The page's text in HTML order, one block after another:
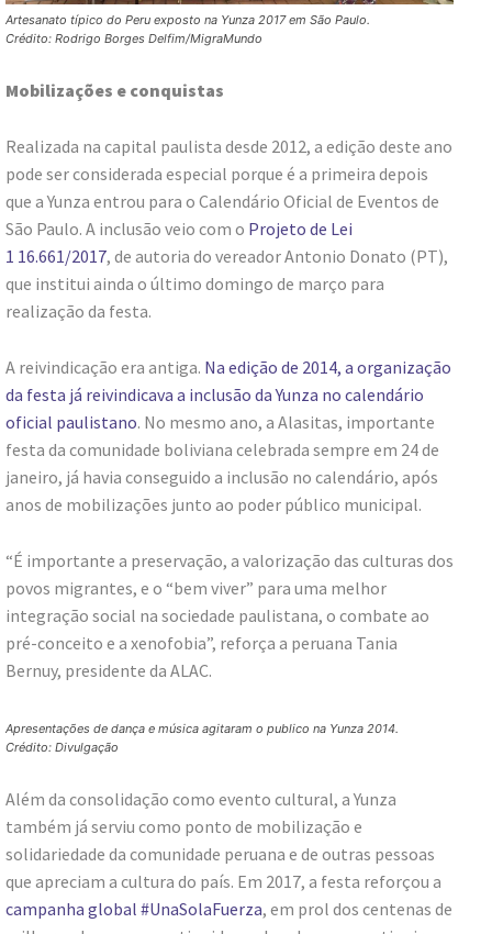
Artesanato típico do Peru exposto na Yunza 2017 em São Paulo.
Crédito: Rodrigo Borges Delfim/MigraMundo
Mobilizações e conquistas
Realizada na capital paulista desde 2012, a edição deste ano
pode ser considerada especial porque é a primeira depois
que a Yunza entrou para o Calendário Oficial de Eventos de
São Paulo. A inclusão veio com o Projeto de Lei
1 16.661/2017, de autoria do vereador Antonio Donato (PT),
que institui ainda o último domingo de março para
realização da festa.
A reivindicação era antiga. Na edição de 2014, a organização
da festa já reivindicava a inclusão da Yunza no calendário
oficial paulistano. No mesmo ano, a Alasitas, importante
festa da comunidade boliviana celebrada sempre em 24 de
janeiro, já havia conseguido a inclusão no calendário, após
anos de mobilizações junto ao poder público municipal.
“É importante a preservação, a valorização das culturas dos
povos migrantes, e o “bem viver” para uma melhor
integração social na sociedade paulistana, o combate ao
pré-conceito e a xenofobia”, reforça a peruana Tania
Bernuy, presidente da ALAC.
Apresentações de dança e música agitaram o publico na Yunza 2014.
Crédito: Divulgação
Além da consolidação como evento cultural, a Yunza
também já serviu como ponto de mobilização e
solidariedade da comunidade peruana e de outras pessoas
que apreciam a cultura do país. Em 2017, a festa reforçou a
campanha global #UnaSolaFuerza, em prol dos centenas de